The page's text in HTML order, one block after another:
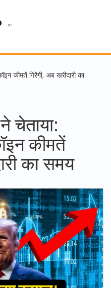
कीमतें गिरेंगी, अब खरीदारी का
चेताया:
कीमतें
का समय